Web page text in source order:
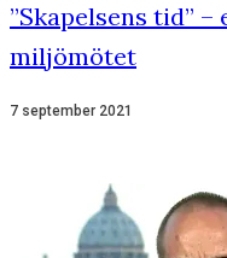
”Skapelsens tid”
miljömötet
7 september 2021